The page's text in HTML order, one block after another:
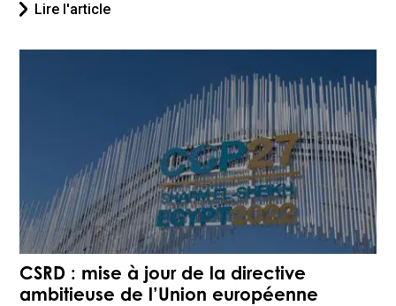
Lire l'article
CSRD : mise à jour de la directive
ambitieuse de l’Union européenne